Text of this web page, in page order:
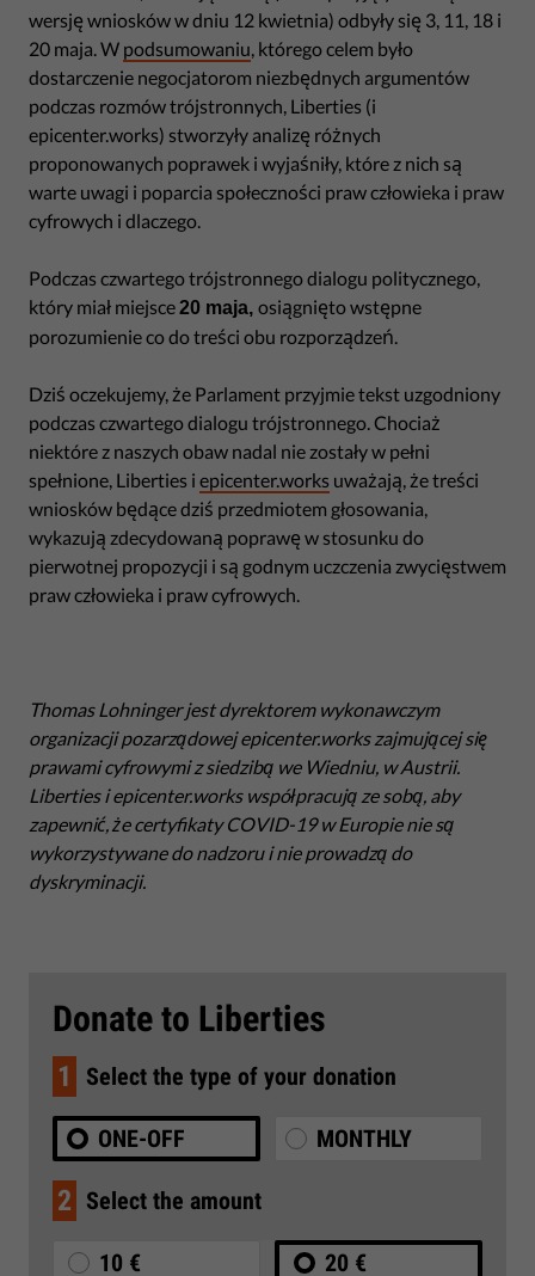
wersję wniosków w dniu 12 kwietnia) odbyły się 3, 11, 18 i
20 maja. W podsumowaniu , którego celem było
dostarczenie negocjatorom niezbędnych argumentów
podczas rozmów trójstronnych, Liberties (i
epicenter.works) stworzyły analizę różnych
proponowanych poprawek i wyjaśniły, które z nich są
warte uwagi i poparcia społeczności praw człowieka i praw
cyfrowych i dlaczego.
Podczas czwartego trójstronnego dialogu politycznego,
który miał miejsce20 maja, osiągnięto wstępne
porozumienie co do treści obu rozporządzeń.
Dziś oczekujemy, że Parlament przyjmie tekst uzgodniony
podczas czwartego dialogu trójstronnego. Chociaż
niektóre z naszych obaw nadal nie zostały w pełni
spełnione, Liberties i epicenter.works uważają, że treści
wniosków będące dziś przedmiotem głosowania,
wykazują zdecydowaną poprawę w stosunku do
pierwotnej propozycji i są godnym uczczenia zwycięstwem
praw człowieka i praw cyfrowych.
Thomas Lohninger jest dyrektorem wykonawczym
organizacji pozarządowej epicenter.works zajmującej się
prawami cyfrowymi z siedzibą we Wiedniu, w Austrii.
Liberties i epicenter.works współpracują ze sobą, aby
zapewnić, że certyfikaty COVID-19 w Europie nie są
wykorzystywane do nadzoru i nie prowadzą do
dyskryminacji.
Donate to Liberties
1 Select the type of your donation
ONE-OFF MONTHLY
2 Select the amount
10 € 20 €